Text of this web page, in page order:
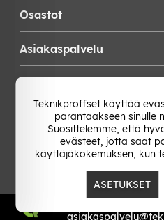
Osastot
Asiakaspalvelu
Vaihda Maa
Teknikproffset käyttää
parantaakseen sinulle
Suosittelemme, että
evästeet, jotta saat
käyttäjäkokemuksen, kun
ASETUKSET